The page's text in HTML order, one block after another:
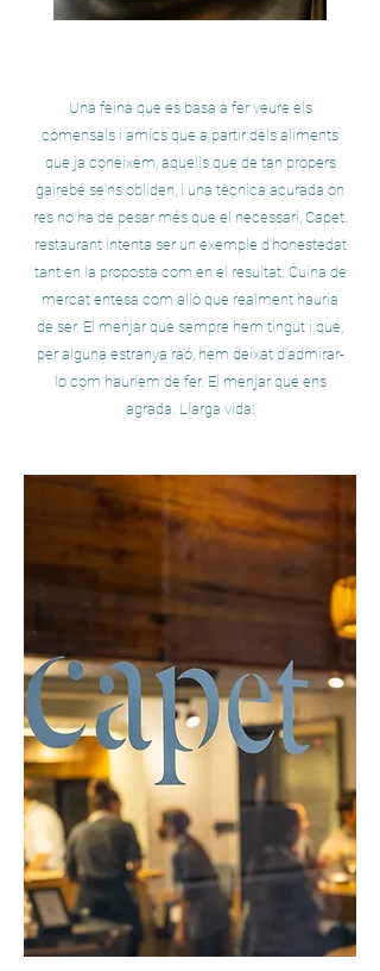
Una feina que es basa a fer veure els
comensals i amics que a partir dels aliments
que ja coneixem, aquells que de tan propers
gairebé se'ns obliden, i una tècnica acurada on
res no ha de pesar més que el necessari, Capet.
restaurant intenta ser un exemple d'honestedat
tant en la proposta com en el resultat. Cuina de
mercat entesa com allò que realment hauria
de ser. El menjar que sempre hem tingut i que,
per alguna estranya raó, hem deixat d'admirar-
lo com hauríem de fer. El menjar que ens
agrada. Llarga vida!